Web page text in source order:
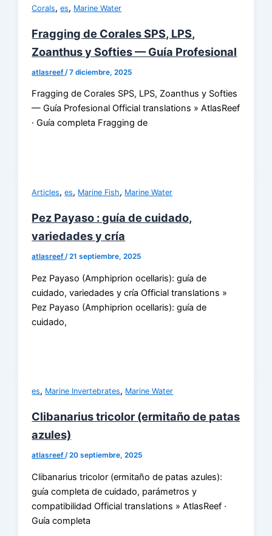
Corals,es, Marine Water
Fragging de Corales SPS, LPS,
Zoanthus y Softies — Guía Profesional
atlasreef/7 diciembre, 2025
Fragging de Corales SPS, LPS, Zoanthus y Softies
— Guía Profesional Official translations » AtlasReef
· Guía completa Fragging de
Articles,es, Marine Fish, Marine Water
Pez Payaso : guía de cuidado,
variedades y cría
atlasreef/21 septiembre, 2025
Pez Payaso (Amphiprion ocellaris): guía de
cuidado, variedades y cría Official translations »
Pez Payaso (Amphiprion ocellaris): guía de
cuidado,
es, Marine Invertebrates, Marine Water
Clibanarius tricolor (ermitaño de patas
azules)
atlasreef/20 septiembre, 2025
Clibanarius tricolor (ermitaño de patas azules):
guía completa de cuidado, parámetros y
compatibilidad Official translations » AtlasReef ·
Guía completa